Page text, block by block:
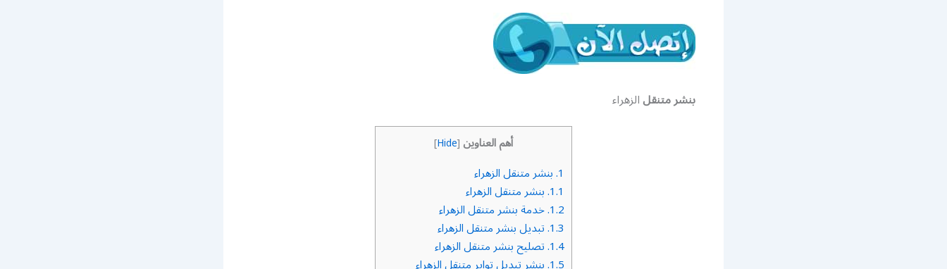
بنشر متنقلالزهراء
أهم العناوين [
Hide
]
1. بنشر متنقل الزهراء
1.1. بنشر متنقل الزهراء
1.2. خدمة بنشر متنقل الزهراء
1.3. تبديل بنشر متنقل الزهراء
1.4. تصليح بنشر متنقل الزهراء